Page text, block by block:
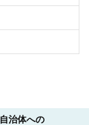
自治体への